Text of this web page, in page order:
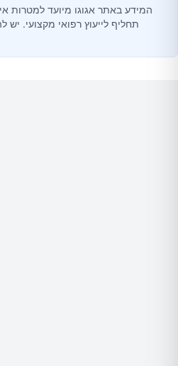
המידע באתר אגוגו מיועד למטרות
תחליף לייעוץ רפואי מקצועי.